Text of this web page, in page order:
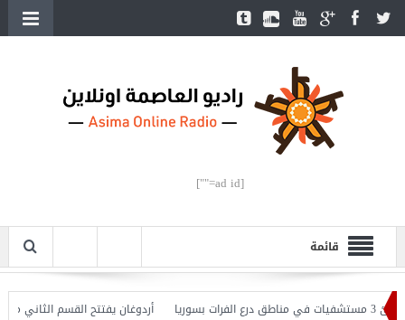
[ad id=""]
قائمة
أردوغان يفتتح القسم الثاني من خط